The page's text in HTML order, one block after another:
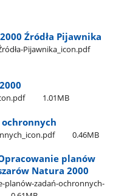
Źródła Pijawnika
Pijawnika​_icon.pdf
1.01MB
ochronnych
0.46MB
planów
Natura 2000
planów-zadań-ochronnych-